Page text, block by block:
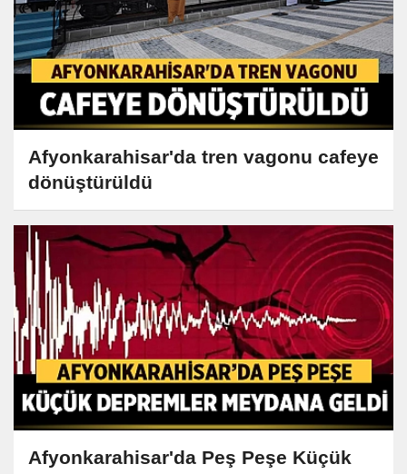
Afyonkarahisar'da tren vagonu cafeye
dönüştürüldü
Afyonkarahisar'da Peş Peşe Küçük